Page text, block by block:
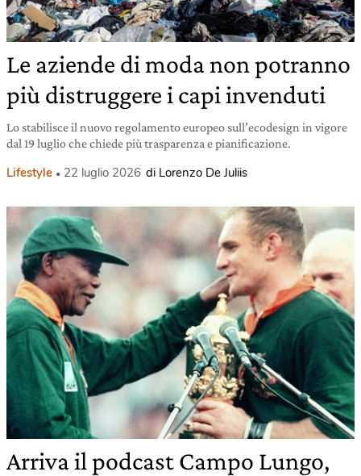
Le aziende di moda non potranno
più distruggere i capi invenduti
Lo stabilisce il nuovo regolamento europeo sull’ecodesign in vigore
dal 19 luglio che chiede più trasparenza e pianificazione.
Lifestyle 22 luglio 2026 di Lorenzo De Juliis
Arriva il podcast Campo Lungo,